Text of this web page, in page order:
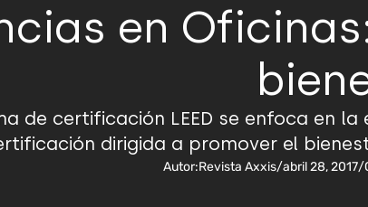
en
de certificación LEED se enfoca en
dirigida a promover el
Autor:Revista Axxis/abril 28, 2017/